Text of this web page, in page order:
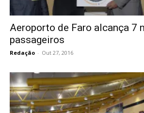
Aeroporto de Faro alcança 7
passageiros
Redação - Out 27, 2016